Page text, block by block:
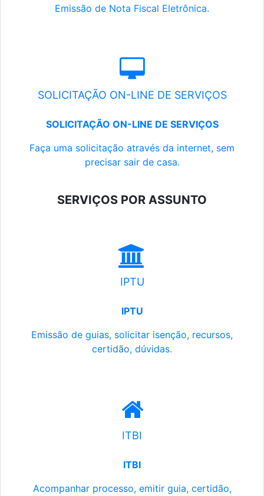
Emissão de Nota Fiscal Eletrônica.
SOLICITAÇÃO ON-LINE DE SERVIÇOS
SOLICITAÇÃO ON-LINE DE SERVIÇOS
Faça uma solicitação através da internet, sem
precisar sair de casa.
SERVIÇOS POR ASSUNTO
IPTU
IPTU
Emissão de guias, solicitar isenção, recursos,
certidão, dúvidas.
ITBI
ITBI
Acompanhar processo, emitir guia, certidão,